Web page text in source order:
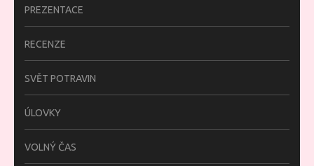
PREZENTACE
RECENZE
SVĚT POTRAVIN
ÚLOVKY
VOLNÝ ČAS